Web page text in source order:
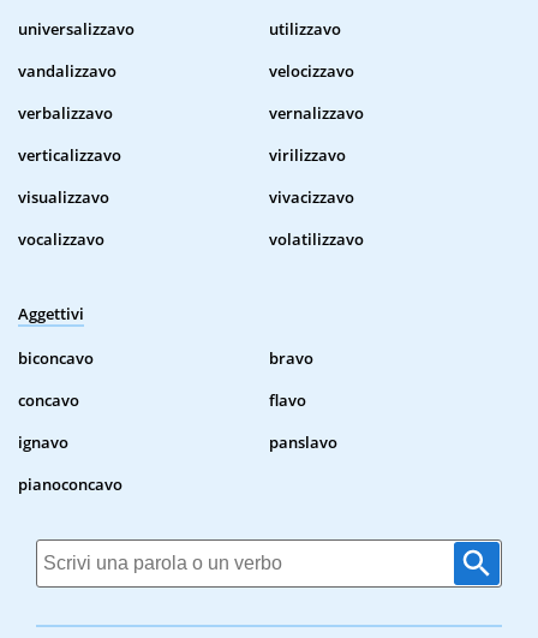
universalizzavo
utilizzavo
vandalizzavo
velocizzavo
verbalizzavo
vernalizzavo
verticalizzavo
virilizzavo
visualizzavo
vivacizzavo
vocalizzavo
volatilizzavo
Aggettivi
biconcavo
bravo
concavo
flavo
ignavo
panslavo
pianoconcavo